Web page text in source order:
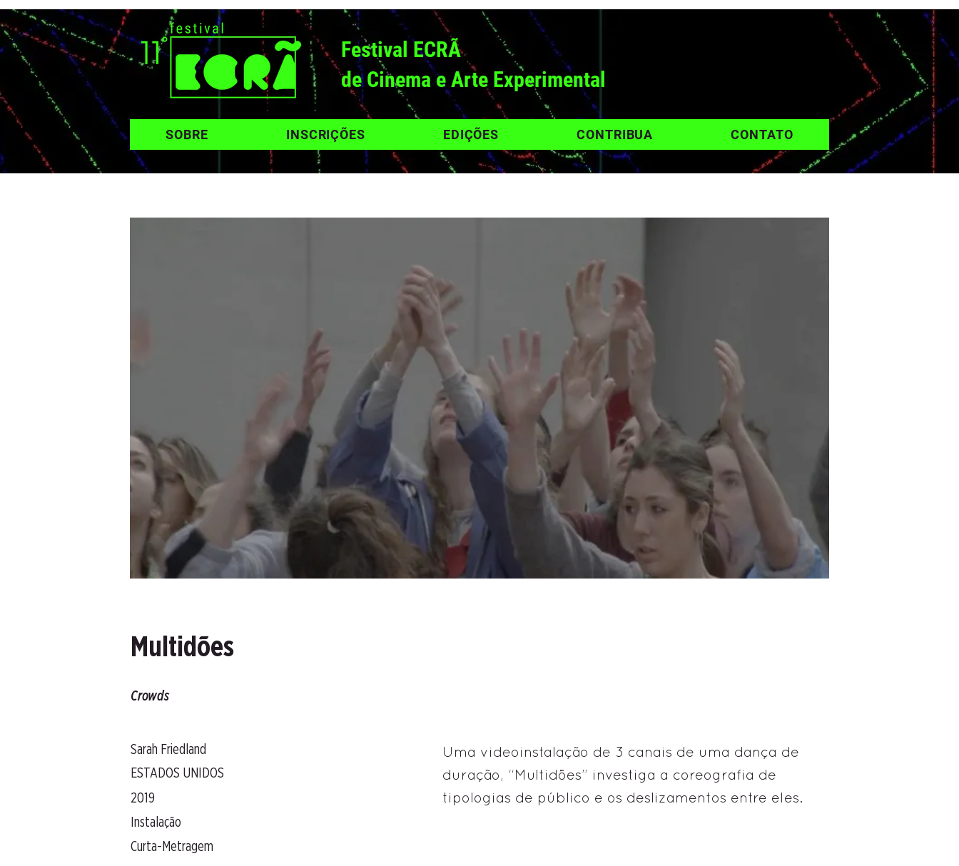
Festival ECRÃ
de Cinema e Arte Experimental
SOBRE INSCRIÇÕES EDIÇÕES CONTRIBUA CONTATO
Multidões
Crowds
Sarah Friedland
ESTADOS UNIDOS
2019
Instalação
Curta-Metragem
Uma videoinstalação de 3 canais de uma dança de
duração, “Multidões” investiga a coreografia de
tipologias de público e os deslizamentos entre eles.